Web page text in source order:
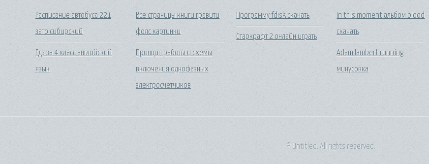
Расписание автобуса 221
зато сибирский
Гдз за 4 класс английский
язык
Все страницы книги гравити
фолс картинки
Принцип работы и схемы
включения однофазных
электросчетчиков
Программу fdisk скачать
Старкрафт 2 онлайн играть
In this moment альбом blood
скачать
Adam lambert running
минусовка
© Untitled. All rights reserved.